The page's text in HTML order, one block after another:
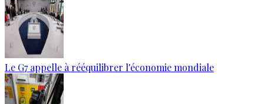
Le G7 appelle à rééquilibrer l'économie mondiale